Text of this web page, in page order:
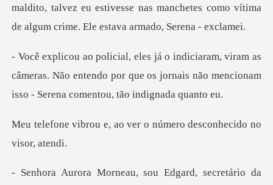
maldito, talvez eu
am as
câmeras. Não entendo por que os jornais não menc
ao ver o número desconh